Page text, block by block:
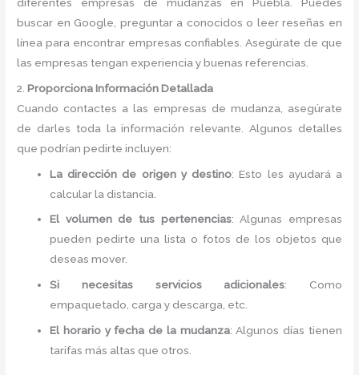
buscar en Google, preguntar a conocidos o leer reseñas en
línea para encontrar empresas confiables. Asegúrate de que
las empresas tengan experiencia y buenas referencias.
2.Proporciona Información Detallada
Cuando contactes a las empresas de mudanza, asegúrate
de darles toda la información relevante. Algunos detalles
que podrían pedirte incluyen:
La dirección de origen y destino: Esto les ayudará a
calcular la distancia.
El volumen de tus pertenencias: Algunas empresas
pueden pedirte una lista o fotos de los objetos que
deseas mover.
Si necesitas servicios adicionales: Como
empaquetado, carga y descarga, etc.
El horario y fecha de la mudanza: Algunos días tienen
tarifas más altas que otros.